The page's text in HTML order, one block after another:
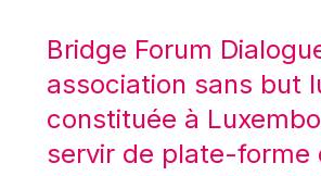
Mario Centeno
Mario Monti
Maroš ŠEFČOVIČ
Martin Bailey
Bridge Forum
association sans but
constituée à
servir de plate-forme